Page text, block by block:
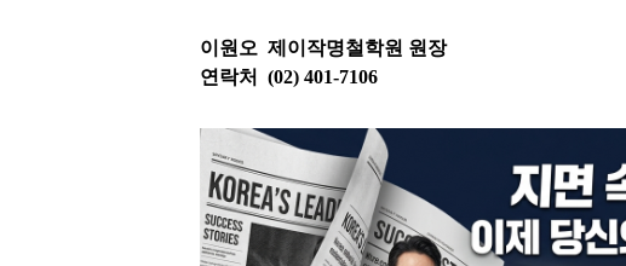
이원오 제이작명철학원 원장
연락처 (02) 401-7106